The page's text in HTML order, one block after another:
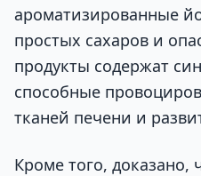
ароматизированные
простых сахаров и
продукты содержат
способные
тканей печени и
Кроме того, доказано,